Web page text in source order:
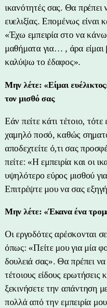
ικανότητές σας. Θα πρέπει
ευελιξίας. Επομένως είναι
«Έχω εμπειρία στο να
μαθήματα για… , άρα είμαι
καλύψω το έδαφος».
Μην λέτε: «Είμαι
τον μισθό σας
Εάν πείτε κάτι τέτοιο,
χαμηλό ποσό, καθώς
αποδεχτείτε ό,τι σας
πείτε: «Η εμπειρία και οι
υψηλότερο εύρος μισθού
Επιτρέψτε μου να σας
Μην λέτε: «Έκανα ένα
Οι εργοδότες αρέσκονται
όπως: «Πείτε μου για μία
δουλειά σας». Θα πρέπει να
τέτοιους είδους
ξεκινήσετε την απάντηση
πολλά από την εμπειρία